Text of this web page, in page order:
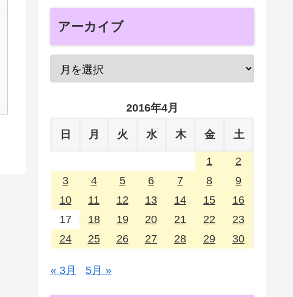
アーカイブ
2016年4月
日 月 火 水 木 金 土
1
2
3
4 5 6 7 8
9
10
11 12 13 14 15
16
17
18 19 20 21 22
23
24
25 26 27 28 29 30
« 3月 5月 »